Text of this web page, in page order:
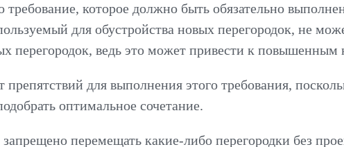
которое должно быть обязательно
для обустройства новых перегородок, не
перегородок, ведь это может привести к повышенным
препятствий для выполнения этого требования,
оптимальное сочетание.
перемещать какие-либо перегородки без